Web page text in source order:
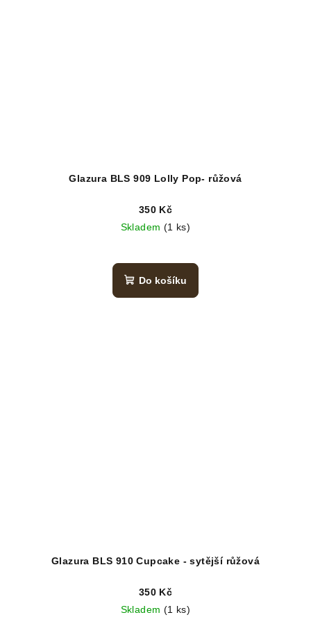
Glazura BLS 909 Lolly Pop- růžová
350 Kč
Skladem (1 ks)
Do košíku
Glazura BLS 910 Cupcake - sytější růžová
350 Kč
Skladem (1 ks)